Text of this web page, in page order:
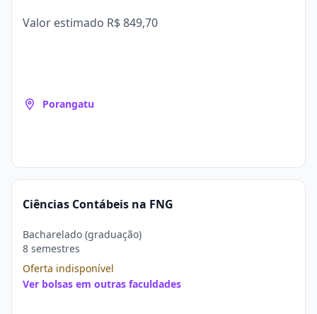
Valor estimado R$ 849,70
Porangatu
Ciências Contábeis na FNG
Bacharelado (graduação)
8 semestres
Oferta indisponível
Ver bolsas em outras faculdades